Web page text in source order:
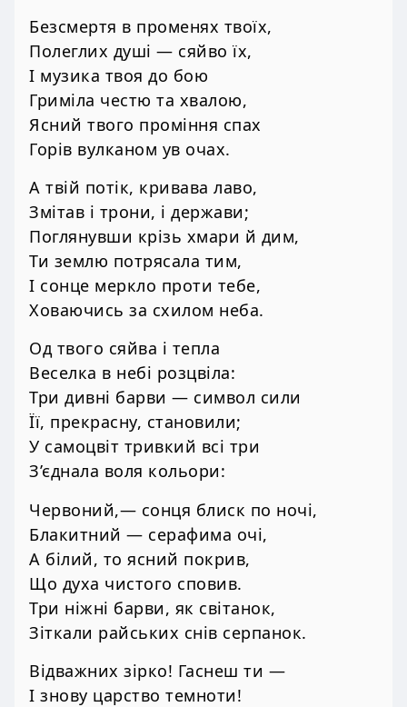
Безсмертя в променях твоїх,
Полеглих душі — сяйво їх,
І музика твоя до бою
Гриміла честю та хвалою,
Ясний твого проміння спах
Горів вулканом ув очах.
А твій потік, кривава лаво,
Змітав і трони, і держави;
Поглянувши крізь хмари й дим,
Ти землю потрясала тим,
І сонце меркло проти тебе,
Ховаючись за схилом неба.
Од твого сяйва і тепла
Веселка в небі розцвіла:
Три дивні барви — символ сили
Її, прекрасну, становили;
У самоцвіт тривкий всі три
З’єднала воля кольори:
Червоний,— сонця блиск по ночі,
Блакитний — серафима очі,
А білий, то ясний покрив,
Що духа чистого сповив.
Три ніжні барви, як світанок,
Зіткали райських снів серпанок.
Відважних зірко! Гаснеш ти —
І знову царство темноти!